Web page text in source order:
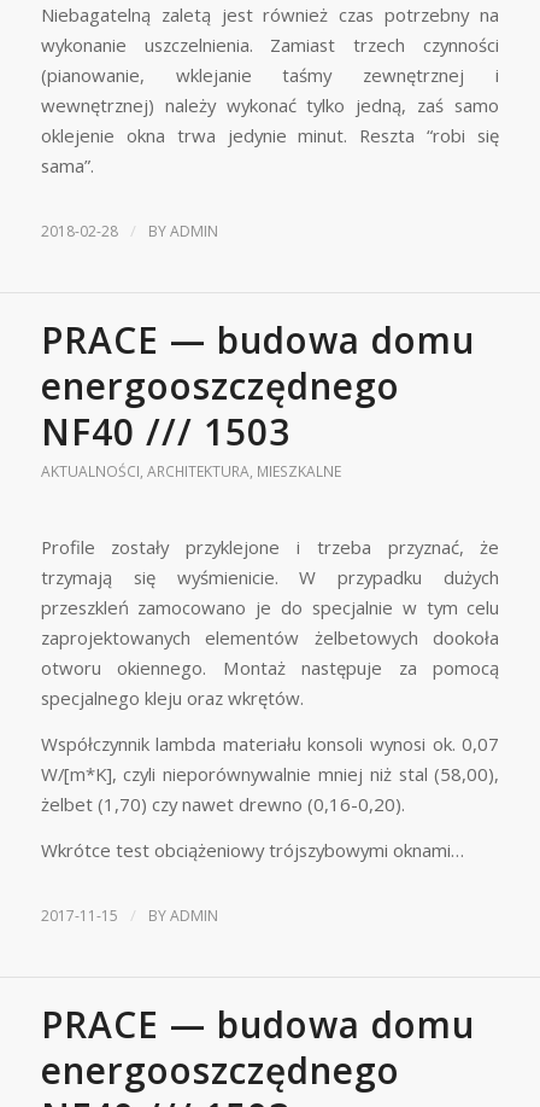
Niebagatelną zaletą jest również czas potrzebny na
wykonanie uszczelnienia. Zamiast trzech czynności
(pianowanie, wklejanie taśmy zewnętrznej i
wewnętrznej) należy wykonać tylko jedną, zaś samo
oklejenie okna trwa jedynie minut. Reszta “robi się
sama”.
2018-02-28 / BYADMIN
PRACE — budowa domu
energooszczędnego
NF40 /// 1503
AKTUALNOŚCI, ARCHITEKTURA, MIESZKALNE
Profile zostały przyklejone i trzeba przyznać, że
trzymają się wyśmienicie. W przypadku dużych
przeszkleń zamocowano je do specjalnie w tym celu
zaprojektowanych elementów żelbetowych dookoła
otworu okiennego. Montaż następuje za pomocą
specjalnego kleju oraz wkrętów.
Współczynnik lambda materiału konsoli wynosi ok. 0,07
W/[m*K], czyli nieporównywalnie mniej niż stal (58,00),
żelbet (1,70) czy nawet drewno (0,16-0,20).
Wkrótce test obciążeniowy trójszybowymi oknami…
2017-11-15 / BYADMIN
PRACE — budowa domu
energooszczędnego